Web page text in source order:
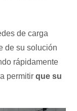
de carga
de su solución
rápidamente
permitirque su